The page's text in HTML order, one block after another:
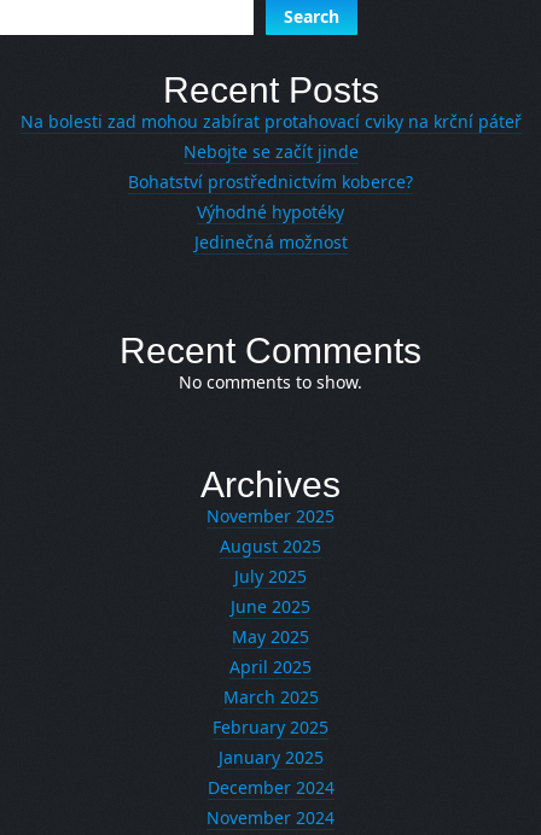
Search
Recent Posts
Na bolesti zad mohou zabírat protahovací cviky na krční páteř
Nebojte se začít jinde
Bohatství prostřednictvím koberce?
Výhodné hypotéky
Jedinečná možnost
Recent Comments
No comments to show.
Archives
November 2025
August 2025
July 2025
June 2025
May 2025
April 2025
March 2025
February 2025
January 2025
December 2024
November 2024